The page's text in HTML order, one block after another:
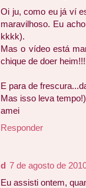
Oi ju, como eu já ví
maravilhoso. Eu
kkkk).
Mas o vídeo está
chique de doer
E para de
Mas isso leva
amei
Responder
d 7 de agosto de
Eu assisti ontem,